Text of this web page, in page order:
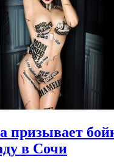
призывает
в Сочи